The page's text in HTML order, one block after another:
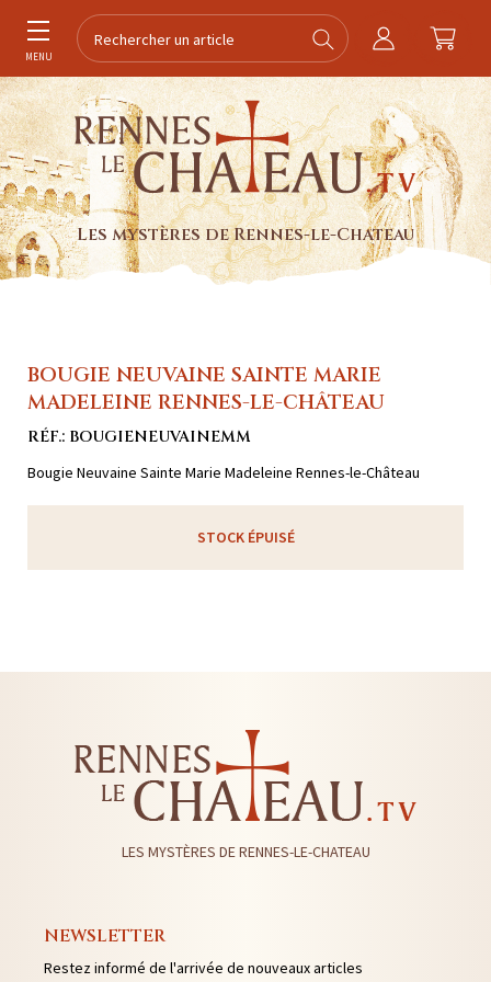
MENU
Les mystères de Rennes-le-Chateau
BOUGIE NEUVAINE SAINTE MARIE
MADELEINE RENNES-LE-CHÂTEAU
RÉF.: BOUGIENEUVAINEMM
Bougie Neuvaine Sainte Marie Madeleine Rennes-le-Château
STOCK ÉPUISÉ
LES MYSTÈRES DE RENNES-LE-CHATEAU
NEWSLETTER
Restez informé de l'arrivée de nouveaux articles